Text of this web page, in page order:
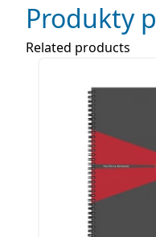
Produkty
Related products